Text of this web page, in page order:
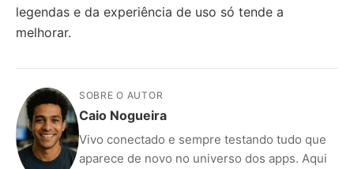
legendas e da experiência de uso só tende a
melhorar.
SOBRE O AUTOR
Caio Nogueira
Vivo conectado e sempre testando tudo que
aparece de novo no universo dos apps. Aqui